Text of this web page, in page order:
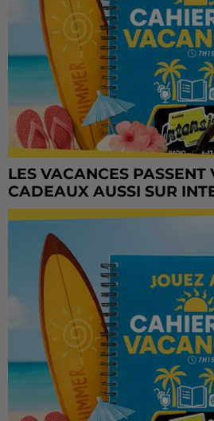
LES VACANCES PASSENT
CADEAUX AUSSI SUR